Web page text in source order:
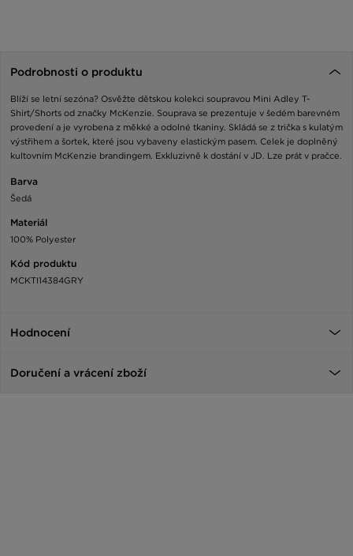
Podrobnosti o produktu
Blíží se letní sezóna? Osvěžte dětskou kolekci soupravou Mini Adley T-
Shirt/Shorts od značky McKenzie. Souprava se prezentuje v šedém barevném
provedení a je vyrobena z měkké a odolné tkaniny. Skládá se z trička s kulatým
výstřihem a šortek, které jsou vybaveny elastickým pasem. Celek je doplněný
kultovním McKenzie brandingem. Exkluzivně k dostání v JD. Lze prát v pračce.
Barva
Šedá
Materiál
100% Polyester
Kód produktu
MCKTI14384GRY
Hodnocení
Doručení a vrácení zboží